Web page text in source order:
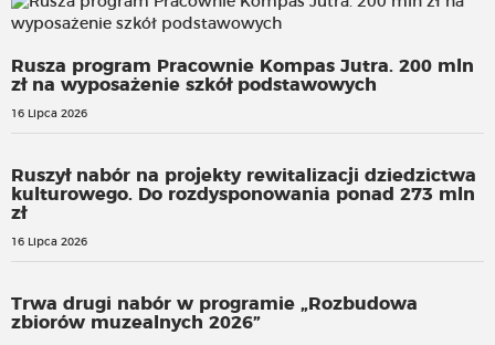
Rusza program Pracownie Kompas Jutra. 200 mln
zł na wyposażenie szkół podstawowych
16 Lipca 2026
Ruszył nabór na projekty rewitalizacji dziedzictwa
kulturowego. Do rozdysponowania ponad 273 mln
zł
16 Lipca 2026
Trwa drugi nabór w programie „Rozbudowa
zbiorów muzealnych 2026”